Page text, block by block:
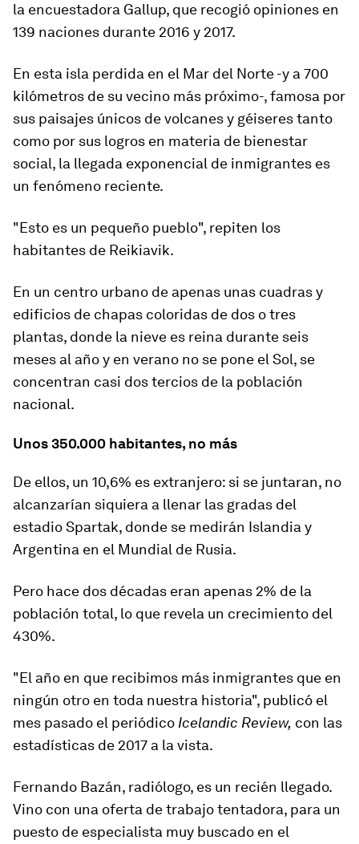
la encuestadora Gallup, que recogió opiniones en
139 naciones durante 2016 y 2017.
En esta isla perdida en el Mar del Norte -y a 700
kilómetros de su vecino más próximo-, famosa por
sus paisajes únicos de volcanes y géiseres tanto
como por sus logros en materia de bienestar
social, la llegada exponencial de inmigrantes es
un fenómeno reciente.
"Esto es un pequeño pueblo", repiten los
habitantes de Reikiavik.
En un centro urbano de apenas unas cuadras y
edificios de chapas coloridas de dos o tres
plantas, donde la nieve es reina durante seis
meses al año y en verano no se pone el Sol, se
concentran casi dos tercios de la población
nacional.
Unos 350.000 habitantes, no más
De ellos, un 10,6% es extranjero: si se juntaran, no
alcanzarían siquiera a llenar las gradas del
estadio Spartak, donde se medirán Islandia y
Argentina en el Mundial de Rusia.
Pero hace dos décadas eran apenas 2% de la
población total, lo que revela un crecimiento del
430%.
"El año en que recibimos más inmigrantes que en
ningún otro en toda nuestra historia", publicó el
mes pasado el periódico Icelandic Review, con las
estadísticas de 2017 a la vista.
Fernando Bazán, radiólogo, es un recién llegado.
Vino con una oferta de trabajo tentadora, para un
puesto de especialista muy buscado en el